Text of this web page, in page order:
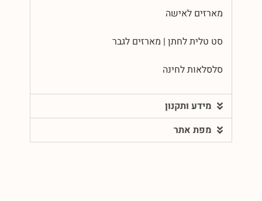
מארזים לאישה
סט טלית לחתן | מארזים לגבר
סלסלאות לחינה
מידע ותקנון
מפת אתר